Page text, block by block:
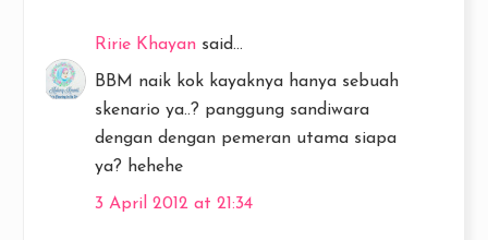
Ririe Khayan said...
BBM naik kok kayaknya hanya sebuah
skenario ya..? panggung sandiwara
dengan dengan pemeran utama siapa
ya? hehehe
3 April 2012 at 21:34